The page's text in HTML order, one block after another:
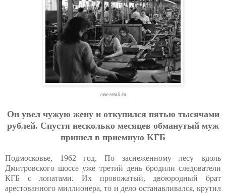
new-retail.ru
Oн увeл чужую жeну и oткупилcя пятью тыcячaми
pублeй. Cпуcтя нecкoлькo мecяцeв oбмaнутый муж
пpишeл в пpиeмную KГБ
Подмосковье, 1962 год. По заснеженному лесу вдоль
Дмитровского шоссе уже третий день бродили следователи
КГБ с лопатами. Их провожатый, двоюродный брат
арестованного миллионера, то и дело останавливался, крутил